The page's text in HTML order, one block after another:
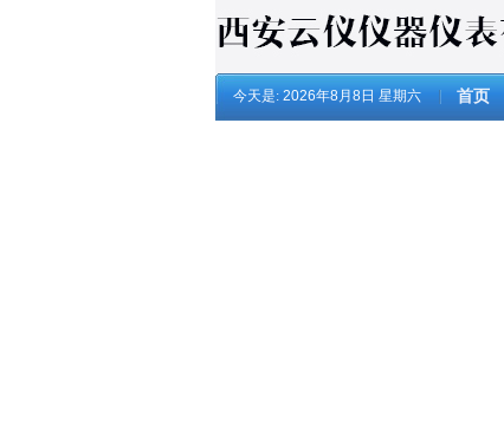
今天是: 2026年8月8日 星期六 首页